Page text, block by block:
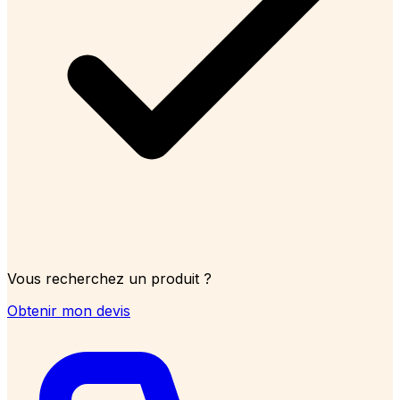
Vous recherchez un produit ?
Obtenir mon devis